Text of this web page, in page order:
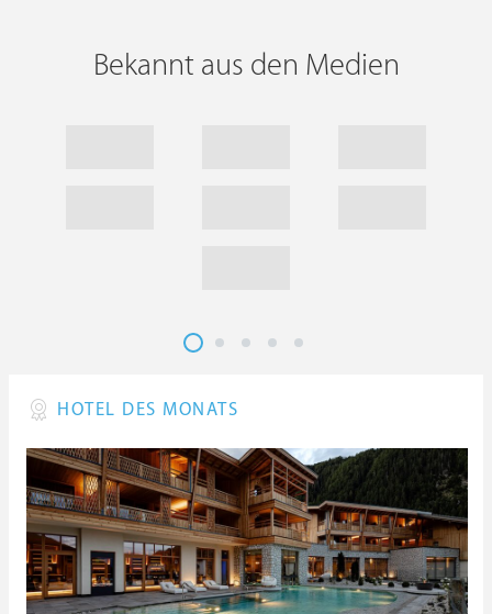
Bekannt aus den Medien
HOTEL DES MONATS